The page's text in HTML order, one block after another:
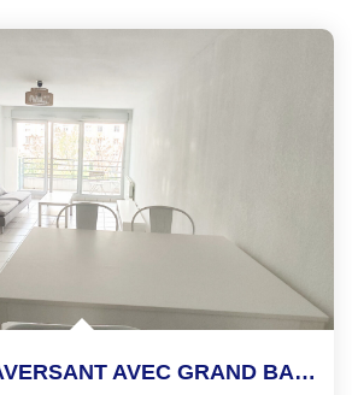
T3 Meublé TRAVERSANT AVEC GRAND BALCON